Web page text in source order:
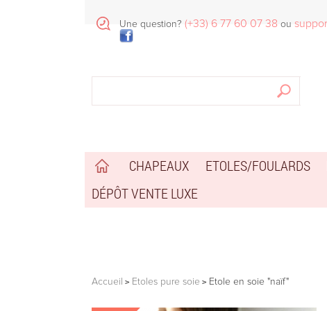
CHAPEAUX ETOLES/FOULARDS
DÉPÔT VENTE LUXE
Accueil Etoles pure soie Etole en soie "naïf"
Une question? (+33) 6 77 60 07 38 ou